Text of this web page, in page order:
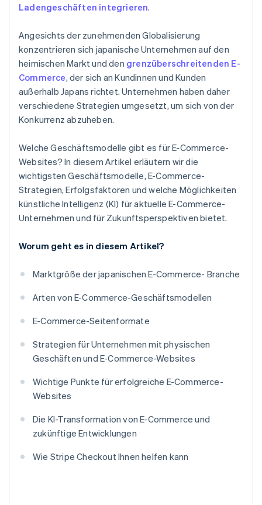
Ladengeschäften integrieren.
Angesichts der zunehmenden Globalisierung
konzentrieren sich japanische Unternehmen auf den
heimischen Markt und den grenzüberschreitenden E-
Commerce, der sich an Kundinnen und Kunden
außerhalb Japans richtet. Unternehmen haben daher
verschiedene Strategien umgesetzt, um sich von der
Konkurrenz abzuheben.
Welche Geschäftsmodelle gibt es für E-Commerce-
Websites? In diesem Artikel erläutern wir die
wichtigsten Geschäftsmodelle, E-Commerce-
Strategien, Erfolgsfaktoren und welche Möglichkeiten
künstliche Intelligenz (KI) für aktuelle E-Commerce-
Unternehmen und für Zukunftsperspektiven bietet.
Worum geht es in diesem Artikel?
Marktgröße der japanischen E-Commerce- Branche
Arten von E-Commerce-Geschäftsmodellen
E-Commerce-Seitenformate
Strategien für Unternehmen mit physischen
Geschäften und E-Commerce-Websites
Wichtige Punkte für erfolgreiche E-Commerce-
Websites
Die KI-Transformation von E-Commerce und
zukünftige Entwicklungen
Wie Stripe Checkout Ihnen helfen kann